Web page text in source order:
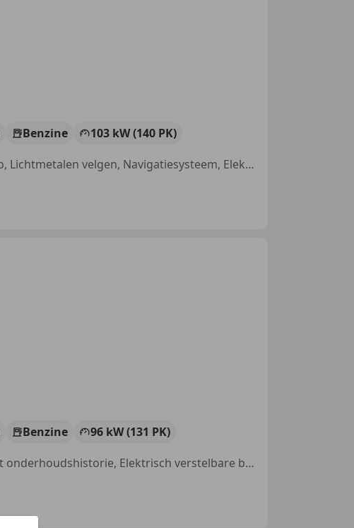
Benzine
103 kW (140 PK)
Alarm, Parkeerhulp achter, Airbag bestuurder, Niet-rokers auto, Lichtmetalen velgen, Navigatiesysteem, Elektrische ramen, Airconditioning
Benzine
96 kW (131 PK)
Radio, Getinte ramen, Navigatiesysteem, Niet-rokers auto, Met onderhoudshistorie, Elektrisch verstelbare buitenspiegels, Alarm, Isofix